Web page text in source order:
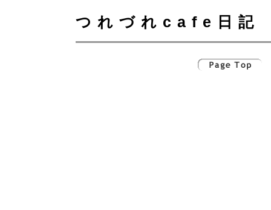
つれづれcafe日記